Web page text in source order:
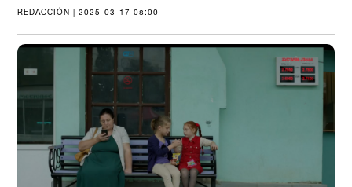
REDACCIÓN | 2025-03-17 08:00